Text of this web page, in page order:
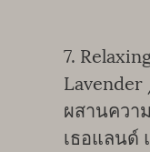
7.
ผสานควา
เธอแลนด์